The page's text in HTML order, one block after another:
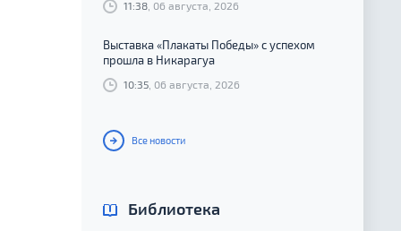
11:38 , 06 августа, 2026
Выставка «Плакаты Победы» с успехом
прошла в Никарагуа
10:35 , 06 августа, 2026
Все новости
Библиотека